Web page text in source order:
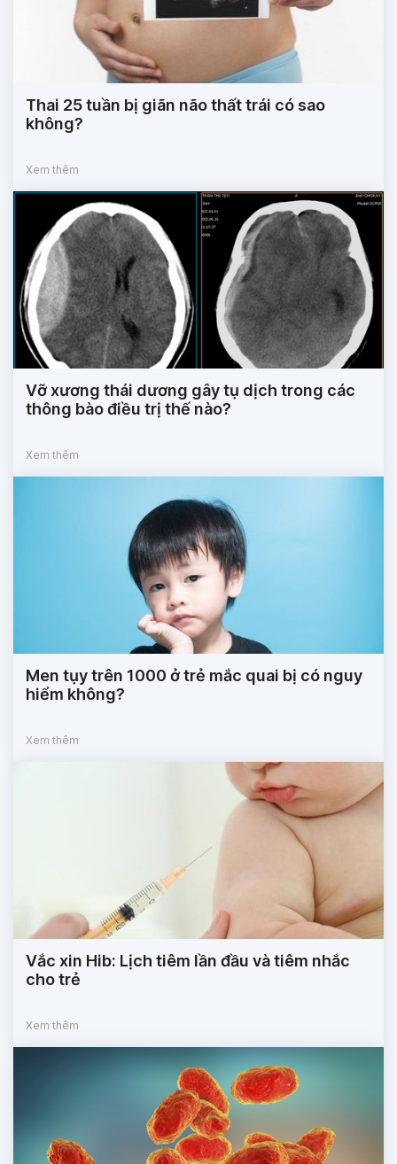
Thai 25 tuần bị giãn não thất trái có sao
không?
Xem thêm
Vỡ xương thái dương gây tụ dịch trong các
thông bào điều trị thế nào?
Xem thêm
Men tụy trên 1000 ở trẻ mắc quai bị có nguy
hiểm không?
Xem thêm
Vắc xin Hib: Lịch tiêm lần đầu và tiêm nhắc
cho trẻ
Xem thêm